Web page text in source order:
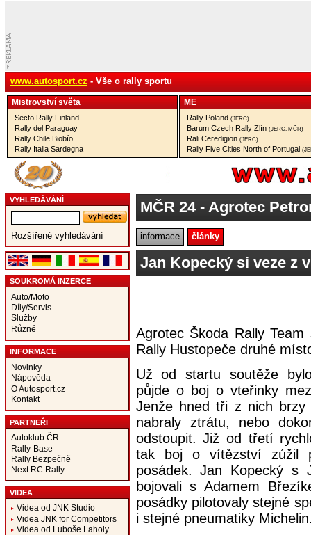
www.autosport.cz - Vše o rally sportu
Mistrovství­ světa
Secto Rally Finland
Rally del Paraguay
Rally Chile Biobío
Rally Italia Sardegna
ME
Rally Poland (JERC)
Barum Czech Rally Zlín (JERC, MČR)
Rali Ceredigion (JERC)
Rally Five Cities North of Portugal
VYHLEDÁVÁNÍ
Rozšířené vyhledávání
SOUKROMÁ INZERCE
Auto/Moto
Díly/Servis
Služby
Různé
INFORMACE
Novinky
Nápověda
O Autosport.cz
Kontakt
PARTNEŘI
Autoklub ČR
Rally-Base
Rally Bezpečně
Next RC Rally
VIDEA
Videa od JNK Studio
Videa JNK for Competitors
Videa od Luboše Laholy
MČR 24- Agrotec
informace články
Jan Kopecký si veze z
Agrotec Škoda Rally
Rally Hustopeče druhé
Už od startu soutěže
půjde o boj o vteřinky
Jenže hned tři z nich brzy
nabraly ztrátu, nebo
odstoupit. Již od třetí
tak boj o vítězství zúžil
posádek. Jan Kopecký s
bojovali s Adamem
posádky pilotovaly stejné
i stejné pneumatiky